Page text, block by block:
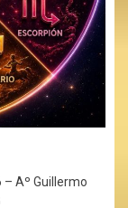
– Aº Guillermo